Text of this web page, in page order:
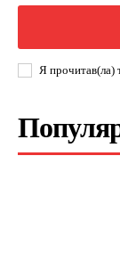
Я прочитав(ла)